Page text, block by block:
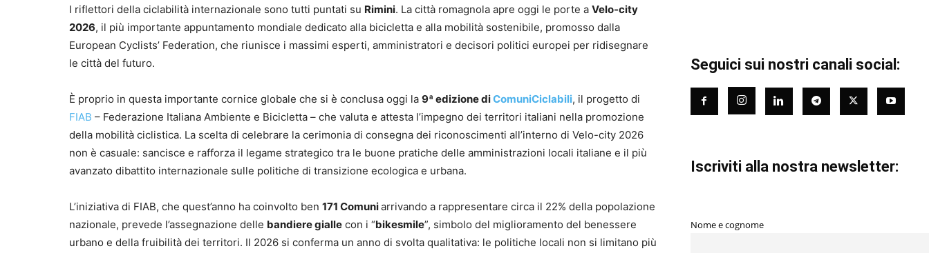
I riflettori della ciclabilità internazionale sono tutti puntati su Rimini. La città romagnola apre oggi le porte a Velo-city
2026, il più importante appuntamento mondiale dedicato alla bicicletta e alla mobilità sostenibile, promosso dalla
European Cyclists’ Federation, che riunisce i massimi esperti, amministratori e decisori politici europei per ridisegnare
le città del futuro.
È proprio in questa importante cornice globale che si è conclusa oggi la 9ª edizione diComuniCiclabili, il progetto di
FIAB – Federazione Italiana Ambiente e Bicicletta – che valuta e attesta l’impegno dei territori italiani nella promozione
della mobilità ciclistica. La scelta di celebrare la cerimonia di consegna dei riconoscimenti all’interno di Velo-city 2026
non è casuale: sancisce e rafforza il legame strategico tra le buone pratiche delle amministrazioni locali italiane e il più
avanzato dibattito internazionale sulle politiche di transizione ecologica e urbana.
L’iniziativa di FIAB, che quest’anno ha coinvolto ben 171 Comuniarrivando a rappresentare circa il 22% della popolazione
nazionale, prevede l’assegnazione delle bandiere gialle con i “bikesmile”, simbolo del miglioramento del benessere
urbano e della fruibilità dei territori. Il 2026 si conferma un anno di svolta qualitativa: le politiche locali non si limitano più
Seguici sui nostri canali social:
Iscriviti alla nostra newsletter:
Nome e cognome